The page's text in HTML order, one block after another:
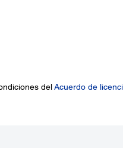
delAcuerdo de